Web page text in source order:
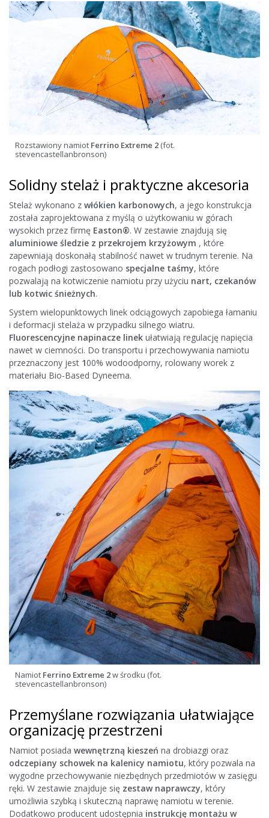
Rozstawiony namiot Ferrino Extreme 2 (fot.
stevencastellanbronson)
Solidny stelaż i praktyczne akcesoria
Stelaż wykonano z włókien karbonowych, a jego konstrukcja
została zaprojektowana z myślą o użytkowaniu w górach
wysokich przez firmę Easton®. W zestawie znajdują się
aluminiowe śledzie z przekrojem krzyżowym , które
zapewniają doskonałą stabilność nawet w trudnym terenie. Na
rogach podłogi zastosowano specjalne taśmy, które
pozwalają na kotwiczenie namiotu przy użyciu nart, czekanów
lub kotwic śnieżnych.
System wielopunktowych linek odciągowych zapobiega łamaniu
i deformacji stelaża w przypadku silnego wiatru.
Fluorescencyjne napinacze linek ułatwiają regulację napięcia
nawet w ciemności. Do transportu i przechowywania namiotu
przeznaczony jest 100% wodoodporny, rolowany worek z
materiału Bio-Based Dyneema.
Namiot Ferrino Extreme 2w środku (fot.
stevencastellanbronson)
Przemyślane rozwiązania ułatwiające
organizację przestrzeni
Namiot posiada wewnętrzną kieszeń na drobiazgi oraz
odczepiany schowek na kalenicy namiotu, który pozwala na
wygodne przechowywanie niezbędnych przedmiotów w zasięgu
ręki. W zestawie znajduje się zestaw naprawczy, który
umożliwia szybką i skuteczną naprawę namiotu w terenie.
Dodatkowo producent udostępnia instrukcję montażu w